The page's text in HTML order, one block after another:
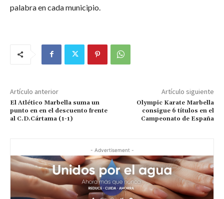
palabra en cada municipio.
Artículo anterior
El Atlético Marbella suma un
punto en en el descuento frente
al C.D.Cártama (1-1)
Artículo siguiente
Olympic Karate Marbella
consigue 6 títulos en el
Campeonato de España
- Advertisement -